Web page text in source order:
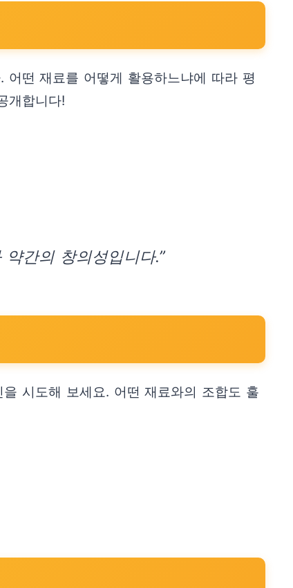
떤 재료를 어떻게 활용하느냐에 따라 평
개합니다!
간의 창의성입니다.”
시도해 보세요. 어떤 재료와의 조합도 훌